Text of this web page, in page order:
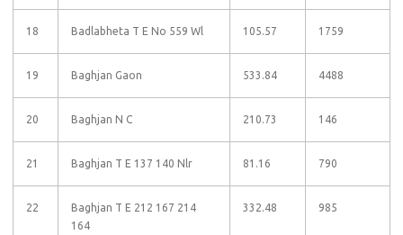
18 Badlabheta T E No 559 Wl 105.57 1759
19 Baghjan Gaon 533.84 4488
20 Baghjan N C 210.73 146
21 Baghjan T E 137 140 Nlr 81.16 790
22
Baghjan T E 212 167 214
164
332.48 985